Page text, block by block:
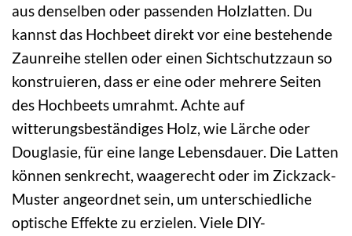
aus denselben oder passenden Holzlatten. Du
kannst das Hochbeet direkt vor eine bestehende
Zaunreihe stellen oder einen Sichtschutzzaun so
konstruieren, dass er eine oder mehrere Seiten
des Hochbeets umrahmt. Achte auf
witterungsbeständiges Holz, wie Lärche oder
Douglasie, für eine lange Lebensdauer. Die Latten
können senkrecht, waagerecht oder im Zickzack-
Muster angeordnet sein, um unterschiedliche
optische Effekte zu erzielen. Viele DIY-